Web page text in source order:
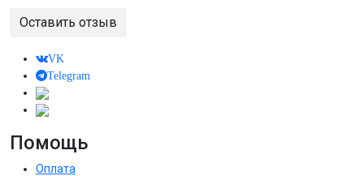
Оставить отзыв
VK
Telegram
Помощь
Оплата